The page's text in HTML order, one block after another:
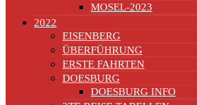
MOSEL-2023
2022
EISENBERG
ÜBERFÜHRUNG
ERSTE FAHRTEN
DOESBURG
DOESBURG INFO